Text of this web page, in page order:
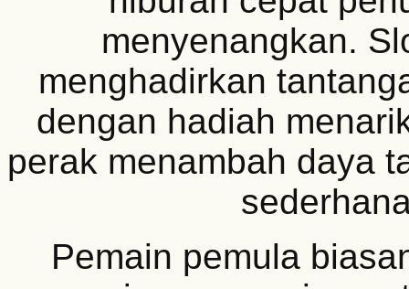
menyenangkan.
menghadirkan
dengan hadiah
perak menambah daya
Pemain pemula